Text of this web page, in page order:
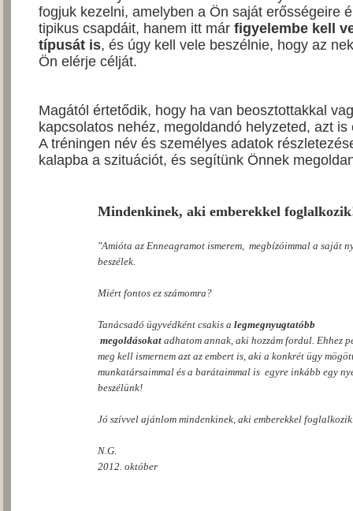
fogjuk kezelni, amelyben a Ön saját erősségeire
tipikus csapdáit, hanem itt már figyelembe kell
típusát is, és úgy kell vele beszélnie, hogy az
Ön elérje célját.
Magától értetődik, hogy ha van beosztottakkal
kapcsolatos nehéz, megoldandó helyzeted, azt
A tréningen név és személyes adatok
kalapba a szituációt, és segítünk Önnek
Mindenkinek, aki emberekkel
"Amióta az Enneagramot ismerem,megbízóimmal a saját
beszélek.
Miért fontos ezszámomra?
Tanácsadó ügyvédkéntcsakis a legmegnyugtatóbb
megoldásokatadhatom annak, aki hozzámfordul. Ehhez
meg kellismernem azt az embert is, aki akonkrét ügy
munkatársaimmalés a barátaimmal isegyre inkább egy
beszélünk!
Jószívvel ajánlom mindenkinek,aki emberekkel
N.G.
2012. október